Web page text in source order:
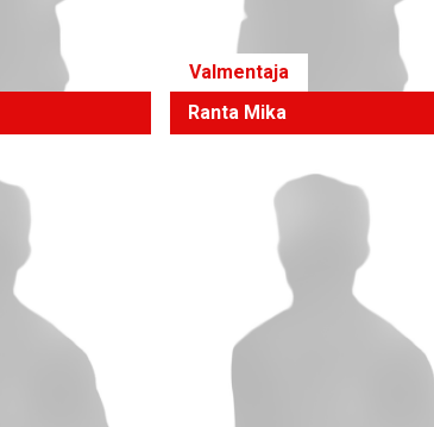
Valmentaja
Ranta Mika